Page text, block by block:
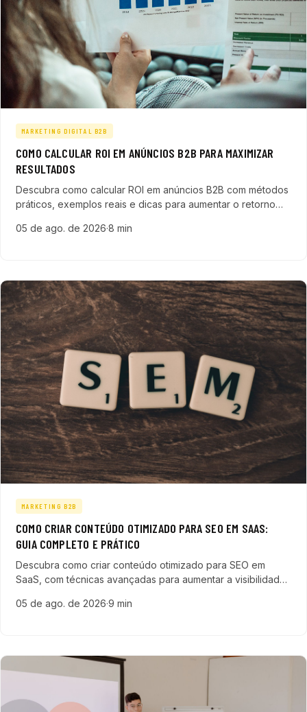
MARKETING DIGITAL B2B
COMO CALCULAR ROI EM ANÚNCIOS B2B PARA MAXIMIZAR
RESULTADOS
Descubra como calcular ROI em anúncios B2B com métodos
práticos, exemplos reais e dicas para aumentar o retorno
05 de ago. de 2026·8 min
MARKETING B2B
COMO CRIAR CONTEÚDO OTIMIZADO PARA SEO EM SAAS:
GUIA COMPLETO E PRÁTICO
Descubra como criar conteúdo otimizado para SEO em
SaaS, com técnicas avançadas para aumentar a visibilidade,
de tecnologia.
05 de ago. de 2026·9 min